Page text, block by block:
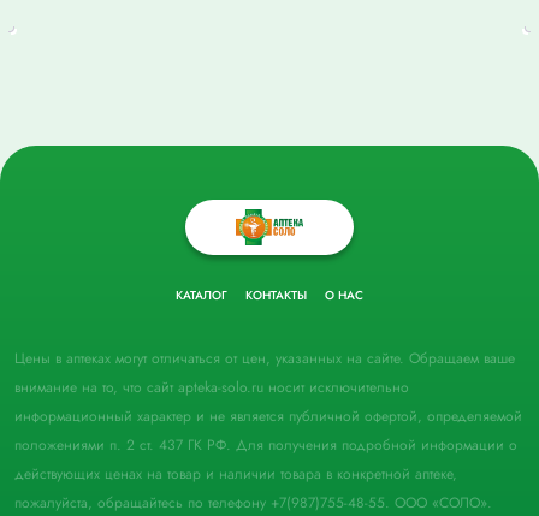
КАТАЛОГ КОНТАКТЫ О НАС
Цены в аптеках могут отличаться от цен, указанных на сайте. Обращаем ваше
внимание на то, что сайт apteka-solo.ru носит исключительно
информационный характер и не является публичной офертой, определяемой
положениями п. 2 ст. 437 ГК РФ. Для получения подробной информации о
действующих ценах на товар и наличии товара в конкретной аптеке,
пожалуйста, обращайтесь по телефону +7(987)755-48-55. ООО «СОЛО».